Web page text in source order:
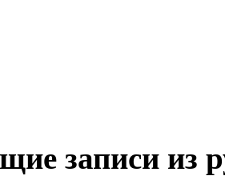
записи из